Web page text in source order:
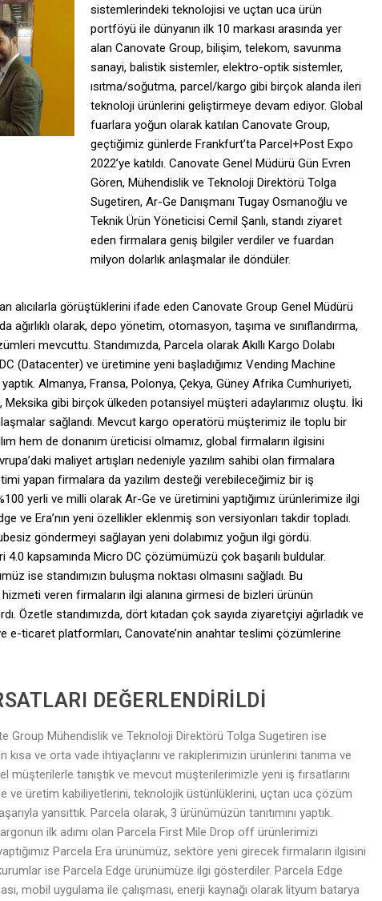
sistemlerindeki teknolojisi ve uçtan uca ürün
portföyü ile dünyanın ilk 10 markası arasında yer
alan Canovate Group, bilişim, telekom, savunma
sanayi, balistik sistemler, elektro-optik sistemler,
ısıtma/soğutma, parcel/kargo gibi birçok alanda ileri
teknoloji ürünlerini geliştirmeye devam ediyor. Global
fuarlara yoğun olarak katılan Canovate Group,
geçtiğimiz günlerde Frankfurt’ta Parcel+Post Expo
2022’ye katıldı. Canovate Genel Müdürü Gün Evren
Gören, Mühendislik ve Teknoloji Direktörü Tolga
Sugetiren, Ar-Ge Danışmanı Tugay Osmanoğlu ve
Teknik Ürün Yöneticisi Cemil Şanlı, standı ziyaret
eden firmalara geniş bilgiler verdiler ve fuardan
milyon dolarlık anlaşmalar ile döndüler.
alıcılarla görüştüklerini ifade eden Canovate Group Genel Müdürü
ağırlıklı olarak, depo yönetim, otomasyon, taşıma ve sınıflandırma,
mevcuttu. Standımızda, Parcela olarak Akıllı Kargo Dolabı
(Datacenter) ve üretimine yeni başladığımız Vending Machine
Almanya, Fransa, Polonya, Çekya, Güney Afrika Cumhuriyeti,
gibi birçok ülkeden potansiyel müşteri adaylarımız oluştu. İki
sağlandı. Mevcut kargo operatörü müşterimiz ile toplu bir
hem de donanım üreticisi olmamız, global firmaların ilgisini
maliyet artışları nedeniyle yazılım sahibi olan firmalara
yapan firmalara da yazılım desteği verebileceğimiz bir iş
yerli ve milli olarak Ar-Ge ve üretimini yaptığımız ürünlerimize ilgi
ve Era’nın yeni özellikler eklenmiş son versiyonları takdir topladı.
göndermeyi sağlayan yeni dolabımız yoğun ilgi gördü.
4.0 kapsamında Micro DC çözümümüzü çok başarılı buldular.
ise standımızın buluşma noktası olmasını sağladı. Bu
veren firmaların ilgi alanına girmesi de bizleri ürünün
Özetle standımızda, dört kıtadan çok sayıda ziyaretçiyi ağırladık ve
ticaret platformları, Canovate’nin anahtar teslimi çözümlerine
DEĞERLENDİRİLDİ
Group Mühendislik ve Teknoloji Direktörü Tolga Sugetiren ise
ve orta vade ihtiyaçlarını ve rakiplerimizin ürünlerini tanıma ve
müşterilerle tanıştık ve mevcut müşterilerimizle yeni iş fırsatlarını
ve üretim kabiliyetlerini, teknolojik üstünlüklerini, uçtan uca çözüm
yansıttık. Parcela olarak, 3 ürünümüzün tanıtımını yaptık.
ilk adımı olan Parcela First Mile Drop off ürünlerimizi
Parcela Era ürünümüz, sektöre yeni girecek firmaların ilgisini
ise Parcela Edge ürünümüze ilgi gösterdiler. Parcela Edge
mobil uygulama ile çalışması, enerji kaynağı olarak lityum batarya